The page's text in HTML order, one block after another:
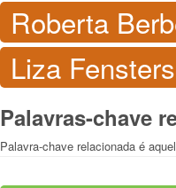
Roberta
Liza
Palavras-chave
Palavra-chave relacionada é